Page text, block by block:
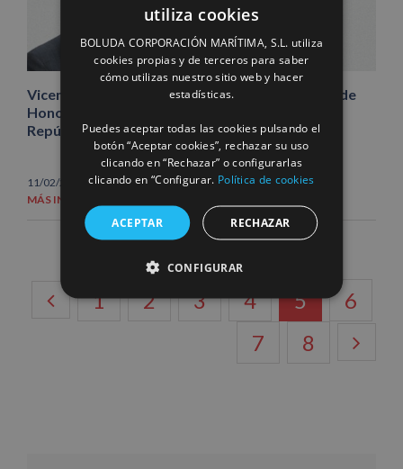
Vicente Boluda Fos, galardonado con la Legión de
Honor, la más alta distinción otorgada por la
República Francesa
11/02/2022 | Noticias
MÁS INFORMACIÓN
1 2 3 4 5
6
7
8
ENGLISH
FRENCH
utiliza cookies
BOLUDA CORPORACIÓN MARÍTIMA, S.L. utiliza
cookies propias y de terceros para saber
cómo utilizas nuestro sitio web y hacer
estadísticas.
Puedes aceptar todas las cookies pulsando el
botón “Aceptar cookies”, rechazar su uso
clicando en “Rechazar” o configurarlas
clicando en “Configurar. Política de cookies
ACEPTAR RECHAZAR
CONFIGURAR